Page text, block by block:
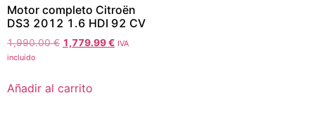
Motor completo Citroën
DS3 2012 1.6 HDI 92 CV
1,990.00€ 1,779.99€ IVA
incluido
Añadir al carrito